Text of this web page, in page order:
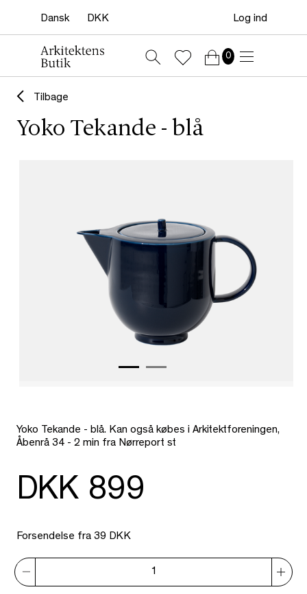
Log ind
0
Tilbage
Yoko Tekande - blå
Yoko Tekande - blå. Kan også købes i Arkitektforeningen,
Åbenrå 34 - 2 min fra Nørreport st
DKK 899
Forsendelse fra 39 DKK